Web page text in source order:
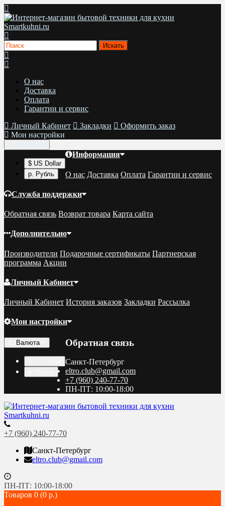
О нас
Доставка
Оплата
Гарантии и сервис
Личный Кабинет
Закладки
Оформить заказ
Мои настройки
$ US Dollar
р. Рубль
Информация
О нас Доставка Оплата Гарантии и сервис
Служба поддержки
Обратная связь Возврат товара Карта сайта
Дополнительно
Производители Подарочные сертификаты Партнерская
программа Акции
Личный Кабинет
Личный Кабинет История заказов Закладки Рассылка
Мои настройки
Валюта Обратная связь
Санкт-Петербург
eltro.club@gmail.com
+7 (960) 240-77-70
ПН-ПТ: 10:00-18:00
+7 (960) 240-77-70
Санкт-Петербург
eltro.club@gmail.com
ПН-ПТ: 10:00-18:00
Товаров 0 (0 р.)